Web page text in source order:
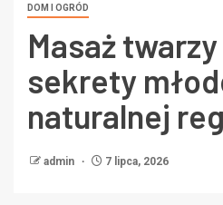
DOM I OGRÓD
Masaż
sekrety
naturalnej
admin 7 lipca, 2026